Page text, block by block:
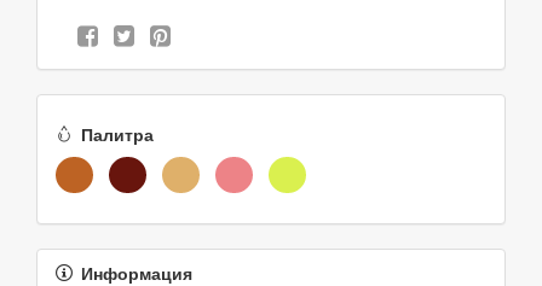
Палитра
Информация